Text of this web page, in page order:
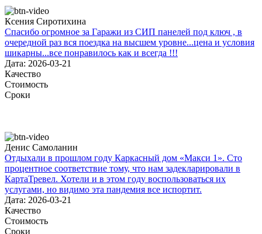
Ксения Сиротихина
Спасибо огромное за Гаражи из СИП панелей под ключ , в
очередной раз вся поездка на высшем уровне...цена и условия
шикарны...все понравилось как и всегда !!!
Дата: 2026-03-21
Качество
Стоимость
Сроки
Денис Самоланин
Отдыхали в прошлом году Каркасный дом «Макси 1». Сто
процентное соответствие тому, что нам задекларировали в
КартаТревел. Хотели и в этом году воспользоваться их
услугами, но видимо эта пандемия все испортит.
Дата: 2026-03-21
Качество
Стоимость
Сроки